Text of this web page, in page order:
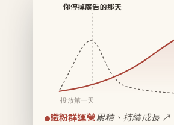
你停掉廣告的那天
投放第一天
鐵粉群運營累積、持續成長 ↗